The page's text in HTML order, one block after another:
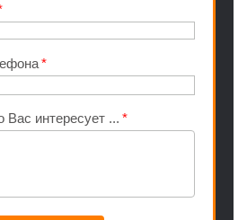
Вас интересует ...